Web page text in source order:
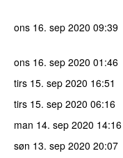
ons 16. sep 2020 09:39
ons 16. sep 2020 01:46
tirs 15. sep 2020 16:51
tirs 15. sep 2020 06:16
man 14. sep 2020 14:16
søn 13. sep 2020 20:07